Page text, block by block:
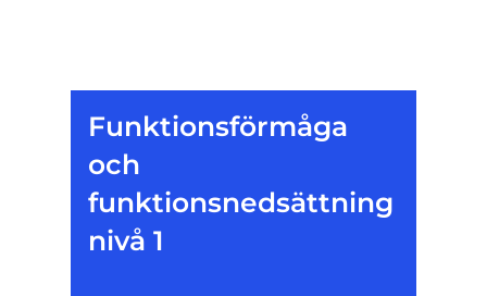
Funktionsförmåga
och
funktionsnedsättning
nivå 1